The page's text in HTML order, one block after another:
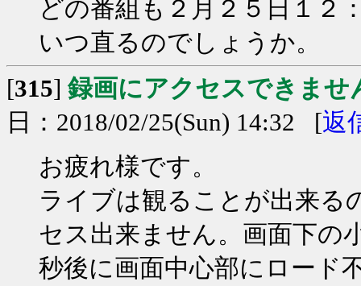
どの番組も２月２５日１２
いつ直るのでしょうか。
[315] 録画にアクセスできませ
日：2018/02/25(Sun) 14:32 [返
お疲れ様です。
ライブは観ることが出来る
セス出来ません。画面下の
秒後に画面中心部にロード